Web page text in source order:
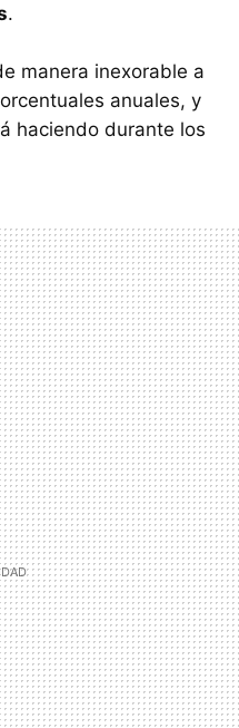
.
manera inexorable a
anuales, y
haciendo durante los